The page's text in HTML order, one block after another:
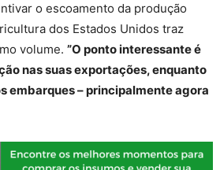
o escoamento da produção
dos Estados Unidos traz
volume. ”O ponto interessante é
nas suas exportações, enquanto
embarques – principalmente agora